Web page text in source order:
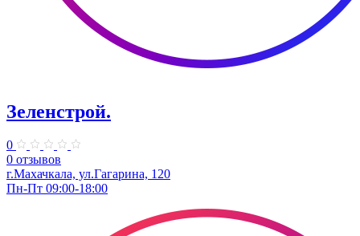
Зеленстрой.
0
0 отзывов
г.Махачкала, ул.​Гагарина, 120
Пн-Пт 09:00-18:00